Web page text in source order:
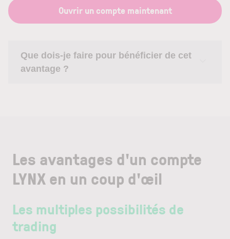
Ouvrir un compte maintenant
Que dois-je faire pour bénéficier de cet
avantage ?
Les avantages d'un compte
LYNX en un coup d'œil
Les multiples possibilités de
trading